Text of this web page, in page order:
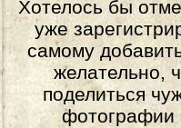
Хотелось бы
уже
самому
желательно,
поделиться
фотографии